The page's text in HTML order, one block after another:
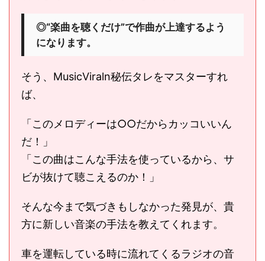
◎“楽曲を聴くだけ”で作曲が上達するよう
になります。
そう、MusicViraln秘伝タレをマスターすれ
ば、
「このメロディーは○○だからカッコいいん
だ！」
「この曲はこんな手法を使っているから、サ
ビが抜けて聴こえるのか！」
そんな今まで気づきもしなかった発見が、貴
方に新しい音楽の手法を教えてくれます。
車を運転している時に流れてくるラジオの音